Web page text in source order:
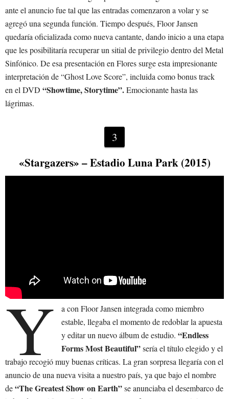
ante el anuncio fue tal que las entradas comenzaron a volar y se
agregó una segunda función. Tiempo después, Floor Jansen
quedaría oficializada como nueva cantante, dando inicio a una etapa
que les posibilitaría recuperar un sitial de privilegio dentro del Metal
Sinfónico. De esa presentación en Flores surge esta impresionante
interpretación de “Ghost Love Score”, incluida como bonus track
en el DVD “Showtime, Storytime”.Emocionante hasta las
lágrimas.
3
«Stargazers» – Estadio Luna Park (2015)
Y
a con Floor Jansen integrada como miembro
estable, llegaba el momento de redoblar la apuesta
y editar un nuevo álbum de estudio.“Endless
Forms Most Beautiful”sería el título elegido y el
trabajo recogió muy buenas críticas. La gran sorpresa llegaría con el
anuncio de una nueva visita a nuestro país, ya que bajo el nombre
de“The Greatest Show on Earth”se anunciaba el desembarco de